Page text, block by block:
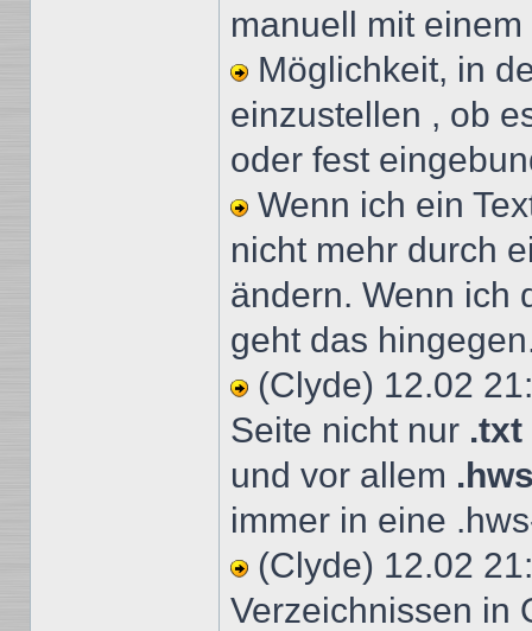
manuell mit
Möglichkeit, in
einzustellen , ob
oder fest
Wenn ich ein
nicht mehr durch
ändern. Wenn ich
geht das
(Clyde) 12.02
Seite nicht nur .txt
und vor allem
immer in eine
(Clyde) 12.02
Verzeichnissen in